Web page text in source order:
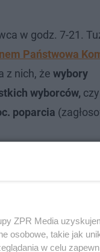
w godz. 7-21.
Państwowa
z nich, że wybory
wyborców,
poparcia
ZPR Media
osobowe, takie jak
w celu